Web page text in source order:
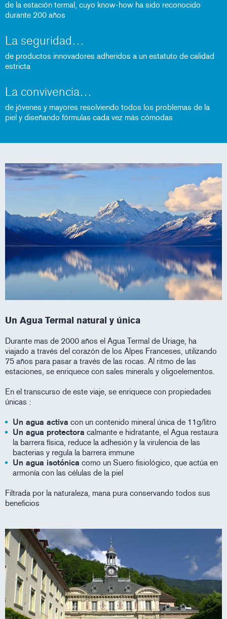
de la estación termal, cuyo know-how ha sido reconocido
durante 200 años
La seguridad
de productos innovadores adheridos a un estatuto de calidad
estricta
La convivencia
de jóvenes y mayores resolviendo todos los problemas de la
piel y diseñando fórmulas cada vez más cómodas
Un Agua Termal natural y única
Durante mas de 2000 años el Agua Termal de Uriage, ha
viajado a través del corazón de los Alpes Franceses, utilizando
75 años para pasar a través de las rocas. Al ritmo de las
estaciones, se enriquece con sales minerals y oligoelementos.
En el transcurso de este viaje, se enriquece con propiedades
únicas :
Un agua activa con un contenido mineral única de 11g/litro
Un agua protectora calmante e hidratante, el Agua restaura
la barrera física, reduce la adhesión y la virulencia de las
bacterias y regula la barrera immune
Un agua isotónica como un Suero fisiológico, que actúa en
armonía con las células de la piel
Filtrada por la naturaleza, mana pura conservando todos sus
beneficios